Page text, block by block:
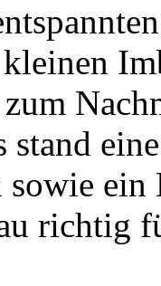
stand
richtig